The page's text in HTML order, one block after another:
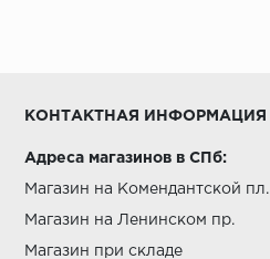
КОНТАКТНАЯ ИНФОРМАЦИЯ
Адреса магазинов в СПб:
Магазин на Комендантской пл.
Магазин на Ленинском пр.
Магазин при складе